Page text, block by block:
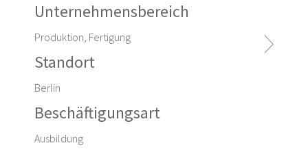
Unternehmensbereich
Produktion, Fertigung
Standort
Berlin
Beschäftigungsart
Ausbildung